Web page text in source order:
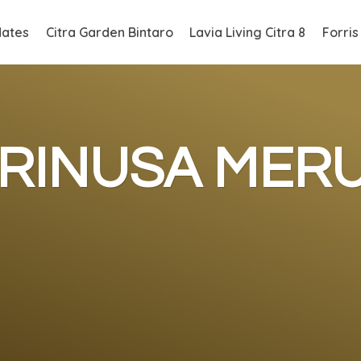
Citra Garden Bintaro Lavia Living Citra 8